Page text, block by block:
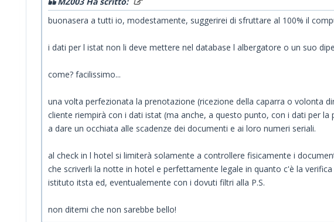
buonasera a tutti io, modestamente, suggerirei di sfruttare al 100% il
i dati per l istat non li deve mettere nel database l albergatore o un suo
come? facilissimo...
una volta perfezionata la prenotazione (ricezione della caparra o volonta
cliente riempirà con i dati istat (ma anche, a questo punto, con i dati per
a dare un occhiata alle scadenze dei documenti e ai loro numeri seriali.
al check in l hotel si limiterà solamente a controllere fisicamente i
che scriverli la notte in hotel e perfettamente legale in quanto c'è la
istituto itsta ed, eventualemente con i dovuti filtri alla P.S.
non ditemi che non sarebbe bello!